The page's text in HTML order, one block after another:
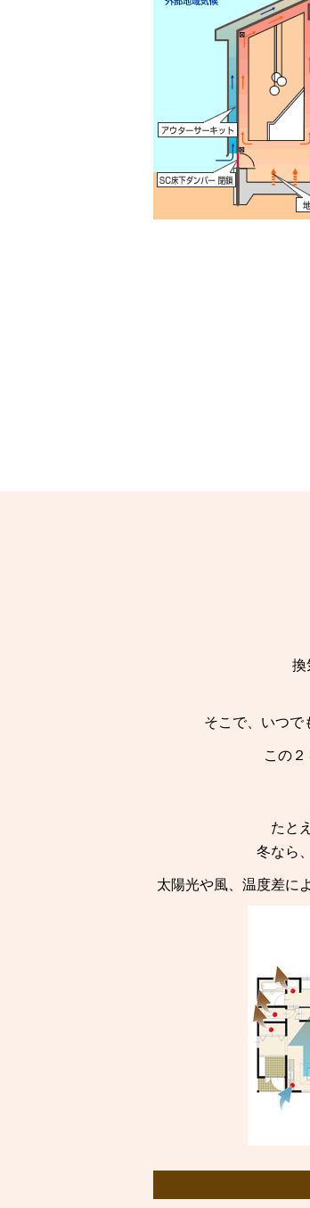
換
そこで、いつで
この
たと
冬なら
太陽光や風、温度差に